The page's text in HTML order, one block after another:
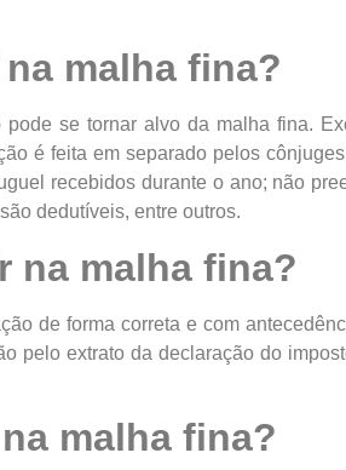
malha fina?
se tornar alvo da malha fina.
é feita em separado pelos
recebidos durante o ano; não
dedutíveis, entre outros.
na malha fina?
de forma correta e com
pelo extrato da declaração do
malha fina?